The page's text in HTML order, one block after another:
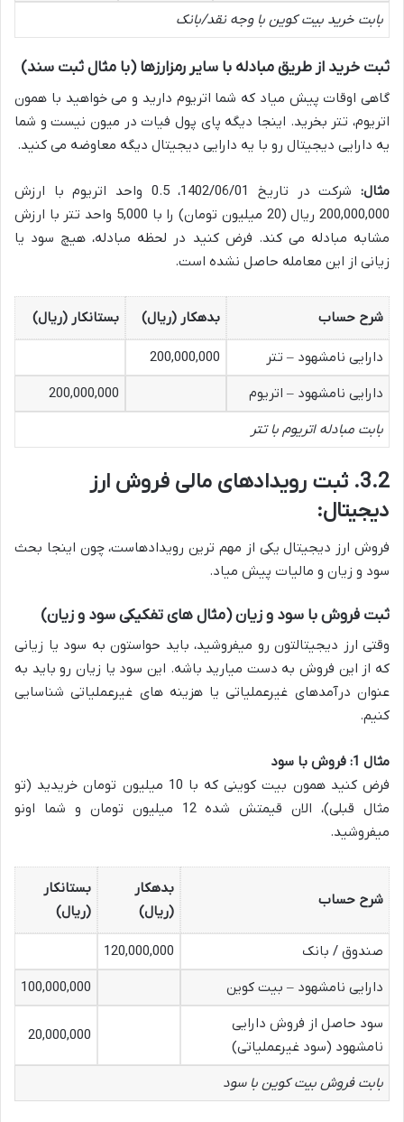
بابت خرید بیت کوین با وجه نقد/بانک
ثبت خرید از طریق مبادله با سایر رمزارزها (با مثال ثبت سند)
گاهی اوقات پیش میاد که شما اتریوم دارید و می خواهید با همون
اتریوم، تتر بخرید. اینجا دیگه پای پول فیات در میون نیست و شما
یه دارایی دیجیتال رو با یه دارایی دیجیتال دیگه معاوضه می کنید.
مثال:
شرکت در تاریخ 1402/06/01، 0.5 واحد اتریوم با ارزش
200,000,000 ریال (20 میلیون تومان) را با 5,000 واحد تتر با ارزش
مشابه مبادله می کند. فرض کنید در لحظه مبادله، هیچ سود یا
زیانی از این معامله حاصل نشده است.
شرح حساب بدهکار (ریال) بستانکار (ریال)
دارایی نامشهود – تتر
200,000,000
دارایی نامشهود – اتریوم
200,000,000
بابت مبادله اتریوم با تتر
3.2. ثبت رویدادهای مالی فروش ارز
دیجیتال:
فروش ارز دیجیتال یکی از مهم ترین رویدادهاست، چون اینجا بحث
سود و زیان و مالیات پیش میاد.
ثبت فروش با سود و زیان (مثال های تفکیکی سود و زیان)
وقتی ارز دیجیتالتون رو میفروشید، باید حواستون به سود یا زیانی
که از این فروش به دست میارید باشه. این سود یا زیان رو باید به
عنوان درآمدهای غیرعملیاتی یا هزینه های غیرعملیاتی شناسایی
کنیم.
مثال 1: فروش با سود
فرض کنید همون بیت کوینی که با 10 میلیون تومان خریدید (تو
مثال قبلی)، الان قیمتش شده 12 میلیون تومان و شما اونو
میفروشید.
شرح حساب
بدهکار
(ریال)
بستانکار
(ریال)
صندوق / بانک
120,000,000
دارایی نامشهود – بیت کوین
100,000,000
سود حاصل از فروش دارایی
نامشهود (سود غیرعملیاتی)
20,000,000
بابت فروش بیت کوین با سود